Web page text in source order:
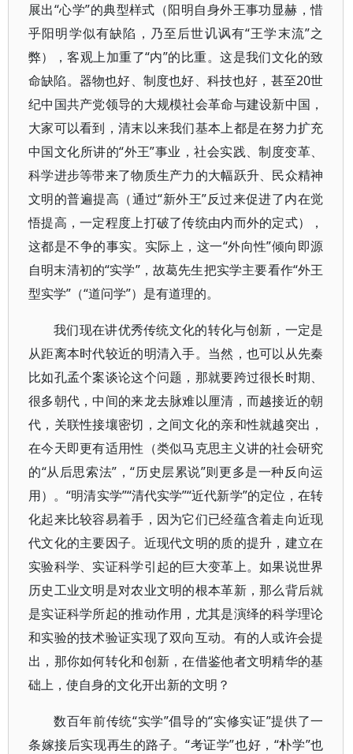
展出“心学”的典型样式（阳明自身外王事功显赫，惜
乎阳明学似有缺陷，乃至后世讥讽有“王学末流”之
弊），客观上加重了“内”的比重。这是我们文化的致
命缺陷。器物也好、制度也好、科技也好，甚至20世
纪中国共产党领导的大规模社会革命与建设新中国，
大家可以看到，清末以来我们基本上都是在努力扩充
中国文化所讲的“外王”事业，社会实践、制度变革、
科学进步等带来了物质生产力的大幅跃升、民众精神
文明的普遍提高（通过“新外王”反过来促进了内在觉
悟提高，一定程度上打破了传统由内而外的定式），
这都是不争的事实。实际上，这一“外向性”倾向即源
自明末清初的“实学”，故葛先生把实学主要看作“外王
型实学”（“道问学”）是有道理的。
我们现在讲优秀传统文化的转化与创新，一定是
从距离本时代较近的明清入手。当然，也可以从先秦
比如孔孟个案谈论这个问题，那就要跨过很长时期、
很多朝代，中间的来龙去脉难以厘清，而越接近的朝
代，关联性接壤密切，之间文化的亲和性就越突出，
在今天即更有适用性（类似马克思主义讲的社会研究
的“从后思索法”，“历史层累说”则更多是一种反向运
用）。“明清实学”“清代实学”“近代新学”的定位，在转
化起来比较容易着手，因为它们已经蕴含着走向近现
代文化的主要因子。近现代文明的质的提升，建立在
实验科学、实证科学引起的巨大变革上。如果说世界
历史工业文明是对农业文明的根本革新，那么背后就
是实证科学所起的推动作用，尤其是演绎的科学理论
和实验的技术验证实现了双向互动。有的人或许会提
出，那你如何转化和创新，在借鉴他者文明精华的基
础上，使自身的文化开出新的文明？
数百年前传统“实学”倡导的“实修实证”提供了一
条嫁接后实现再生的路子。“考证学”也好，“朴学”也